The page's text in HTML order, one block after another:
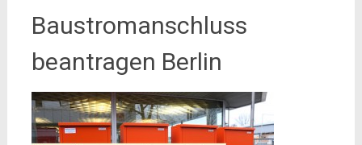
Baustromanschluss
beantragen Berlin